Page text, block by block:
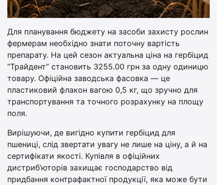
Для планування бюджету на засоби захисту рослин
фермерам необхідно знати поточну вартість
препарату. На цей сезон актуальна ціна на гербіцид
“Трайдент” становить 3255.00 грн за одну одиницю
товару. Офіційна заводська фасовка — це
пластиковий флакон вагою 0,5 кг, що зручно для
транспортування та точного розрахунку на площу
поля.
Вирішуючи, де вигідно купити гербіцид для
пшениці, слід звертати увагу не лише на ціну, а й на
сертифікати якості. Купівля в офіційних
дистриб’юторів захищає господарство від
придбання контрафактної продукції, яка може бути